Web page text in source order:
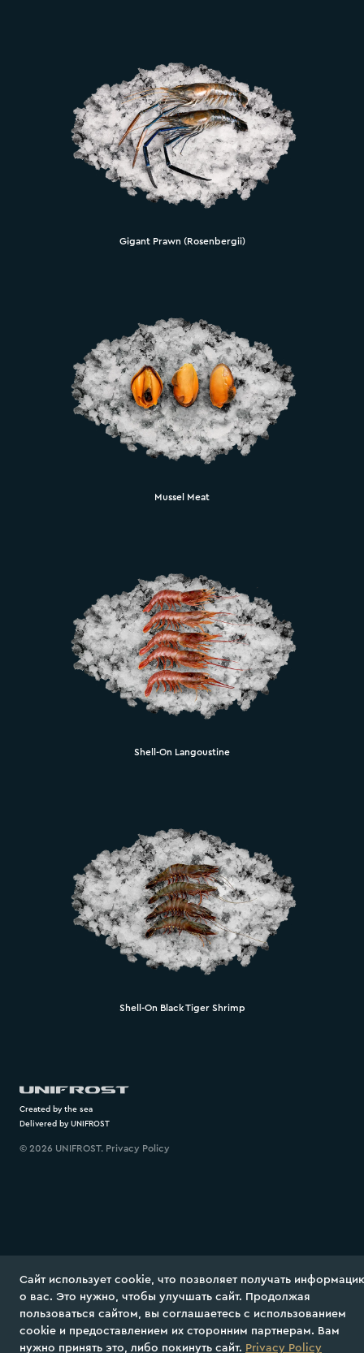
Gigant Prawn (Rosenbergii)
Mussel Meat
Shell-On Langoustine
Shell-On Black Tiger Shrimp
Created by the sea
Delivered by UNIFROST
© 2026 UNIFROST. Privacy Policy
Сайт использует сооkіе, что позволяет получать
о вас. Это нужно, чтобы улучшать сайт. Продолжая
пользоваться сайтом, вы соглашаетесь с использованием
cookie и предоставлением их сторонним партнерам. Вам
нужно принять это, либо покинуть сайт. Privacy Policy